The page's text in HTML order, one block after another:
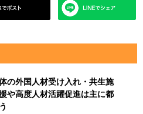
の外国人材受け入れ・共生施
や高度人材活躍促進は主に都